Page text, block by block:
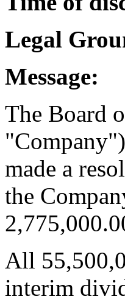
Legal
Message:
The Board
made a
the
All
interim